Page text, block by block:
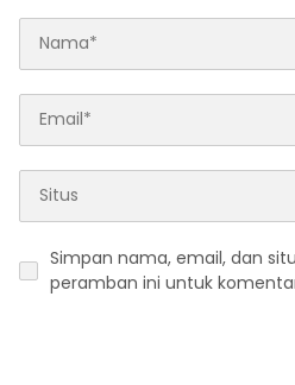
Simpan nama, email, dan
peramban ini untuk